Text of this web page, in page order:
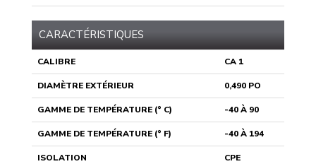
CARACTÉRISTIQUES
CALIBRE CA 1
DIAMÈTRE EXTÉRIEUR 0,490 PO
GAMME DE TEMPÉRATURE (° C) -40 À 90
GAMME DE TEMPÉRATURE (° F) -40 À 194
ISOLATION CPE